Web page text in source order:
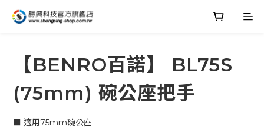
【BENRO百諾】 BL75S
(75mm) 碗公座把手
■ 適用75mm碗公座